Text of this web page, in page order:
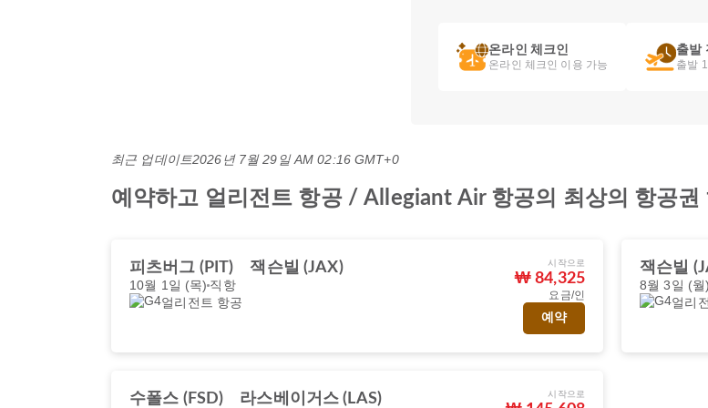
온라인 체크인
온라인 체크인 이용 가능
출발
출발
최근 업데이트2026년 7월 29일 AM 02:16 GMT+0
예약하고 얼리전트 항공 / Allegiant Air 항공의 최상의 항공권
피츠버그 (PIT) 잭슨빌 (JAX)
10월 1일 (목) 직항
얼리전트 항공
시작으로
₩ 84,325
요금/인
예약
잭슨빌
8월 3일 (월
얼리
수폴스 (FSD) 라스베이거스 (LAS) 시작으로